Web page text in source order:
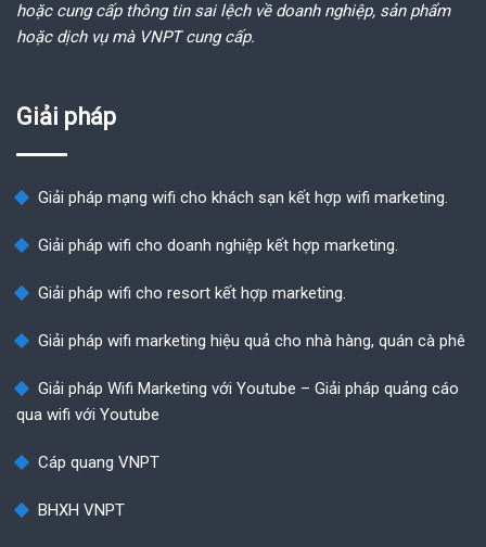
hoặc cung cấp thông tin sai lệch về doanh nghiệp, sản phẩm
hoặc dịch vụ mà VNPT cung cấp.
Giải pháp
Giải pháp mạng wifi cho khách sạn kết hợp wifi marketing.
Giải pháp wifi cho doanh nghiệp kết hợp marketing.
Giải pháp wifi cho resort kết hợp marketing.
Giải pháp wifi marketing hiệu quả cho nhà hàng, quán cà phê
Giải pháp Wifi Marketing với Youtube – Giải pháp quảng cáo
qua wifi với Youtube
Cáp quang VNPT
BHXH VNPT